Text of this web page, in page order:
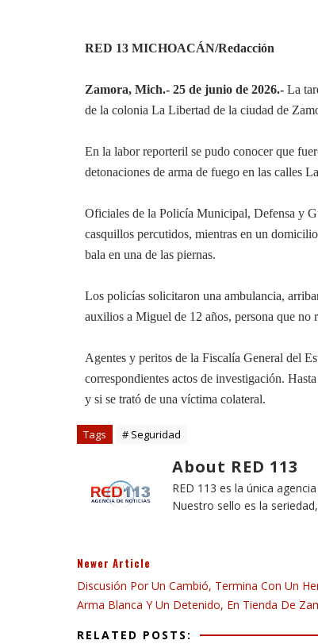
RED 13 MICHOACÁN/Redacción
Zamora, Mich.- 25 de junio de 2026.- La
de la colonia La Libertad de la ciudad de
En la labor reporteril se pudo conocer que
detonaciones de arma de fuego en las calles
Oficiales de la Policía Municipal, Defensa y
casquillos percutidos, mientras en un
bala en una de las piernas.
Los policías solicitaron una ambulancia,
auxilios a Miguel de 12 años, persona que no
Agentes y peritos de la Fiscalía General del
correspondientes actos de investigación.
y si se trató de una víctima colateral.
Tags # Seguridad
About RED 113
RED 113 es la única
Nuestro sello es la
Newer Article
Discusión Por Un Cambió, Termina Con Un
Arma Blanca Y Un Detenido, En Tienda De
RELATED POSTS: